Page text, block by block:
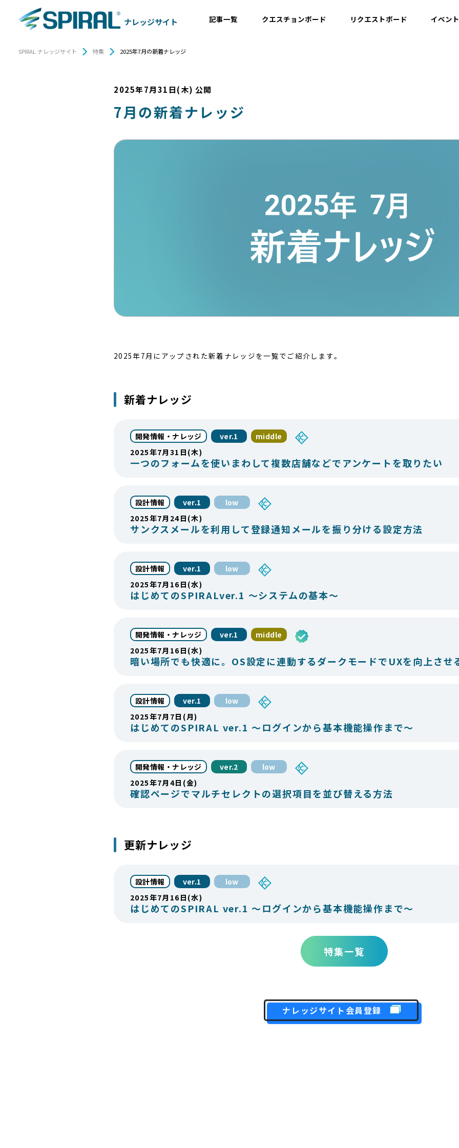
ナレッジサイト 記事一覧
設計情報
クエスチョンボード リクエストボード イベン
SPIRAL ナレッジサイト 特集 2025年7月の新着ナレッジ
2025年7月31日(木) 公開
7月の新着ナレッジ
2025年7月にアップされた新着ナレッジを一覧でご紹介します。
新着ナレッジ
開発情報・ナレッジ ver.1
middle
2025年7月31日(木)
一つのフォームを使いまわして複数店舗などでアンケートを取りたい
設計情報 ver.1
low
2025年7月24日(木)
サンクスメールを利用して登録通知メールを振り分ける設定方法
設計情報 ver.1
low
2025年7月16日(水)
はじめてのSPIRALver.1 〜システムの基本〜
開発情報・ナレッジ ver.1
middle
2025年7月16日(水)
暗い場所でも快適に。OS設定に連動するダークモードでUXを向上させ
設計情報 ver.1
low
2025年7月7日(月)
はじめてのSPIRAL ver.1 〜ログインから基本機能操作まで〜
開発情報・ナレッジ ver.2
low
2025年7月4日(金)
確認ページでマルチセレクトの選択項目を並び替える方法
更新ナレッジ
設計情報 ver.1
low
2025年7月16日(水)
はじめてのSPIRAL ver.1 〜ログインから基本機能操作まで〜
特集一覧
ナレッジサイト会員登録